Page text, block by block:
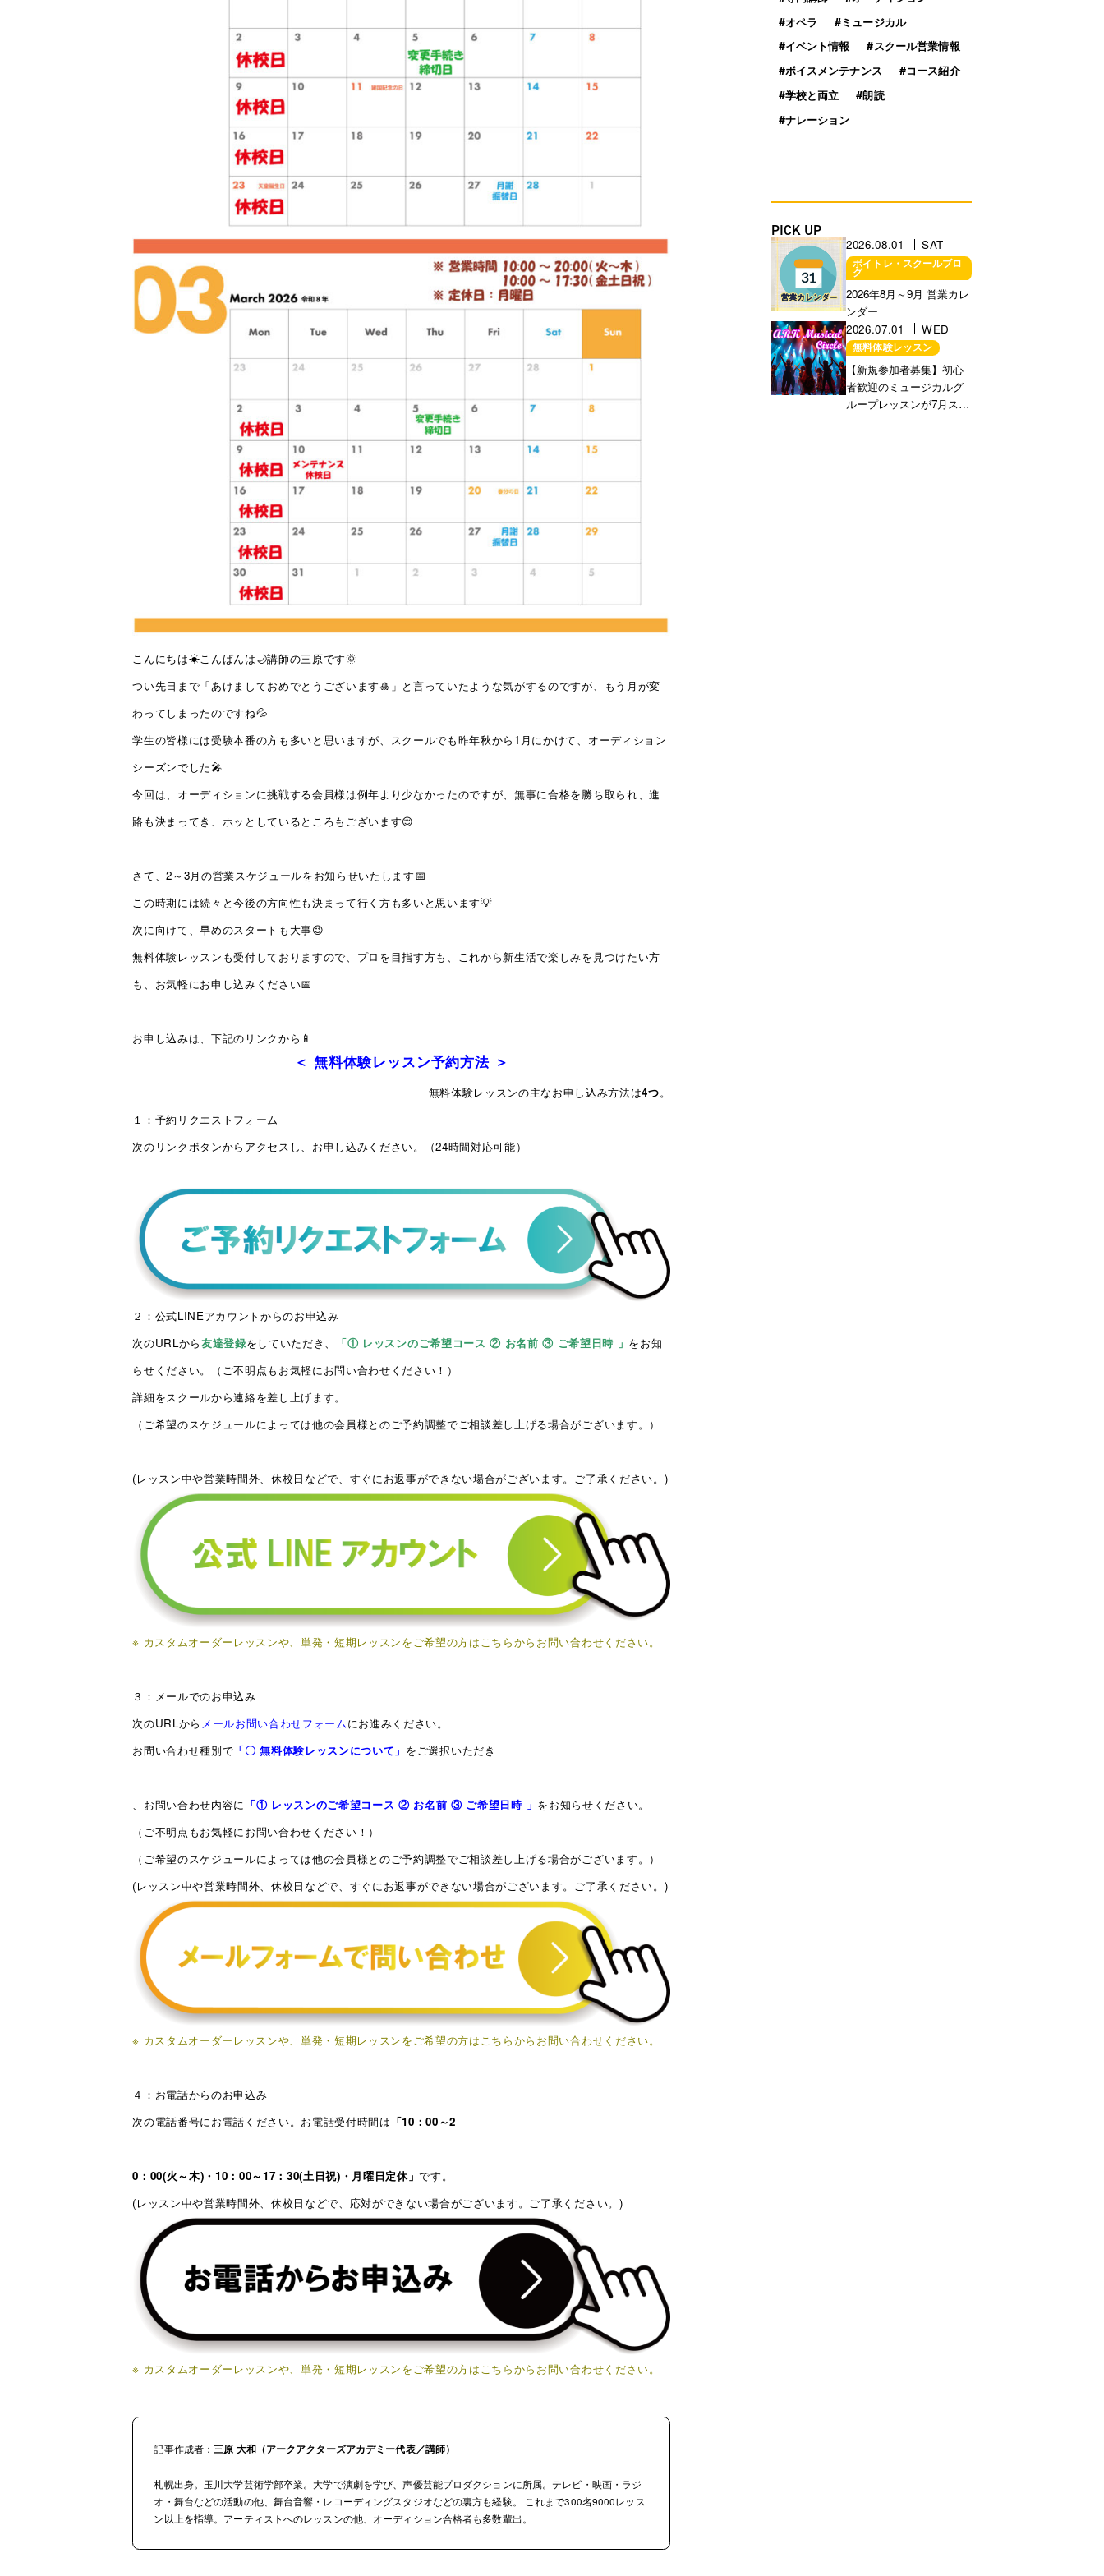
活動サポート
こんにちは☀こんばんは🌙講師の三原です🌞
つい先日まで「あけましておめでとうございます🎍」と言っていたような気がするのですが、もう月が変
わってしまったのですね💦
学生の皆様には受験本番の方も多いと思いますが、スクールでも昨年秋から1月にかけて、オーディション
シーズンでした🎤
今回は、オーディションに挑戦する会員様は例年より少なかったのですが、無事に合格を勝ち取られ、進
路も決まってき、ホッとしているところもございます😌
さて、2～3月の営業スケジュールをお知らせいたします📅
この時期には続々と今後の方向性も決まって行く方も多いと思います💡
次に向けて、早めのスタートも大事😉
無料体験レッスンも受付しておりますので、プロを目指す方も、これから新生活で楽しみを見つけたい方
も、お気軽にお申し込みください📅
お申し込みは、下記のリンクから📱
＜ 無料体験レッスン予約方法 ＞
無料体験レッスンの主なお申し込み方法は4つ。
１：予約リクエストフォーム
次のリンクボタンからアクセスし、お申し込みください。（24時間対応可能）
２：公式LINEアカウントからのお申込み
次のURLから友達登録をしていただき 、 「① レッスンのご希望コース ② お名前 ③ ご希望日時 」 をお知
らせください。（ご不明点もお気軽にお問い合わせください！）
詳細をスクールから連絡を差し上げます。
（ご希望のスケジュールによっては他の会員様とのご予約調整でご相談差し上げる場合がございます。）
(レッスン中や営業時間外、休校日などで、すぐにお返事ができない場合がございます。ご了承ください。)
※ カスタムオーダーレッスンや、単発・短期レッスンをご希望の方はこちらからお問い合わせください。
３：メールでのお申込み
次のURLから メールお問い合わせフォームにお進みください。
お問い合わせ種別で 「〇無料体験レッスンについて 」 をご選択いただき
、お問い合わせ内容に 「① レッスンのご希望コース ② お名前 ③ ご希望日時 」 をお知らせください。
（ご不明点もお気軽にお問い合わせください！）
（ご希望のスケジュールによっては他の会員様とのご予約調整でご相談差し上げる場合がございます。）
(レッスン中や営業時間外、休校日などで、すぐにお返事ができない場合がございます。ご了承ください。)
※ カスタムオーダーレッスンや、単発・短期レッスンをご希望の方はこちらからお問い合わせください。
４：お電話からのお申込み
次の電話番号にお電話ください。お電話受付時間は 「10：00～2
0：00(火～木)・10：00～17：30(土日祝)・月曜日定休」です。
(レッスン中や営業時間外、休校日などで、応対ができない場合がございます。ご了承ください。)
※ カスタムオーダーレッスンや、単発・短期レッスンをご希望の方はこちらからお問い合わせください。
記事作成者： 三原 大和（アークアクターズアカデミー代表／講師）
札幌出身。玉川大学芸術学部卒業。大学で演劇を学び、声優芸能プロダクションに所属。テレビ・映画・ラジ
オ・舞台などの活動の他、舞台音響・レコーディングスタジオなどの裏方も経験。 これまで300名9000レッス
ン以上を指導。アーティストへのレッスンの他、オーディション合格者も多数輩出。
#オペラ
#ミュージカル
#イベント情報
#スクール営業情報
#ボイスメンテナンス
#コース紹介
#学校と両立
#朗読
#ナレーション
PICK UP
2026.08.01 SAT
ボイトレ・スクールブロ
グ
営業に関するお知らせ
2026年8月～9月 営業カレ
ンダー
2026.07.01
WED
無料体験レッスン
【新規参加者募集】初心
者歓迎のミュージカルグ
ループレッスンが7月スタ